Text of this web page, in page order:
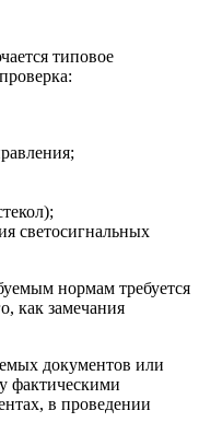
типовое
светосигнальных
нормам требуется
как замечания
документов или
фактическими
в проведении